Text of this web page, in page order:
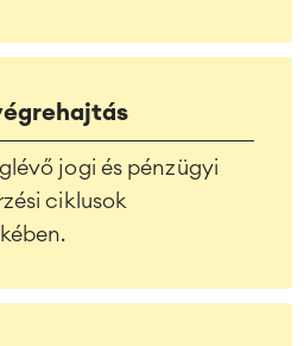
jogi és pénzügyi
ciklusok